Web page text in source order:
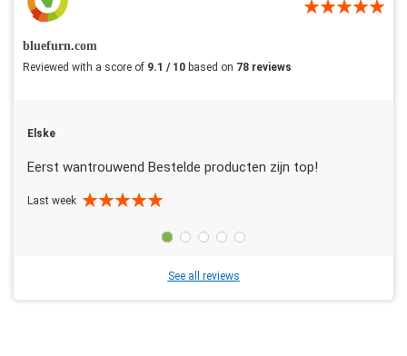
bluefurn.com
Reviewed with a score of 9.1 / 10 based on 78 reviews
Elske
Eerst wantrouwend Bestelde producten zijn top!
Last week
See all reviews